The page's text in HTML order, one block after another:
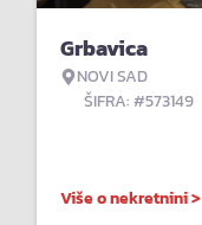
Grbavica
NOVI SAD
ŠIFRA: #573149
Više o nekretnini >